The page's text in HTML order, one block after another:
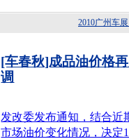
2010广州车展
[车春秋]成品油价格
调
发改委发布通知，结合近
市场油价变化情况，决定